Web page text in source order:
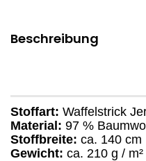
Beschreibung
Stoffart: Waffelstrick
Material: 97 %
Stoffbreite: ca. 140 cm
Gewicht: ca. 210 g / m²